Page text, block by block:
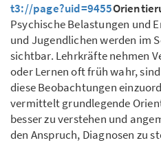
t3://page?uid=9455
Psychische Belastungen und
und Jugendlichen werden im
sichtbar. Lehrkräfte nehmen
oder Lernen oft früh wahr,
diese Beobachtungen
vermittelt grundlegende
besser zu verstehen und
den Anspruch, Diagnosen zu